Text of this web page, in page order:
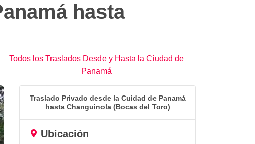
hasta
Todos los Traslados Desde y Hasta la Ciudad de
Panamá
Traslado Privado desde la Cuidad de Panamá
hasta Changuinola (Bocas del Toro)
Ubicación